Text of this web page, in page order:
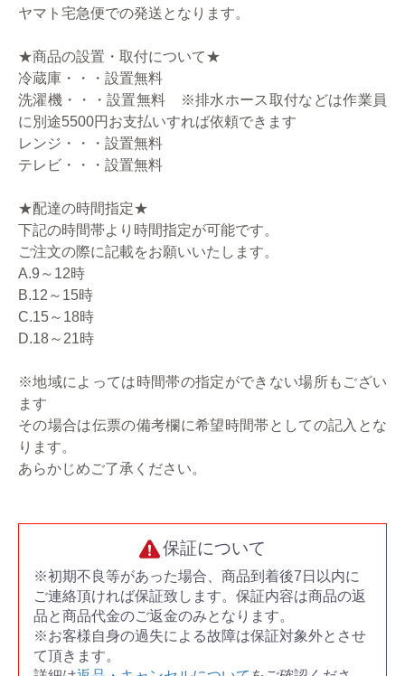
ヤマト宅急便での発送となります。
★商品の設置・取付について★
冷蔵庫・・・設置無料
洗濯機・・・設置無料 ※排水ホース取付などは作業員
に別途5500円お支払いすれば依頼できます
レンジ・・・設置無料
テレビ・・・設置無料
★配達の時間指定★
下記の時間帯より時間指定が可能です。
ご注文の際に記載をお願いいたします。
A.9～12時
B.12～15時
C.15～18時
D.18～21時
※地域によっては時間帯の指定ができない場所もござい
ます
その場合は伝票の備考欄に希望時間帯としての記入とな
ります。
あらかじめご了承ください。
保証について
※初期不良等があった場合、商品到着後7日以内に
ご連絡頂ければ保証致します。保証内容は商品の返
品と商品代金のご返金のみとなります。
※お客様自身の過失による故障は保証対象外とさせ
て頂きます。